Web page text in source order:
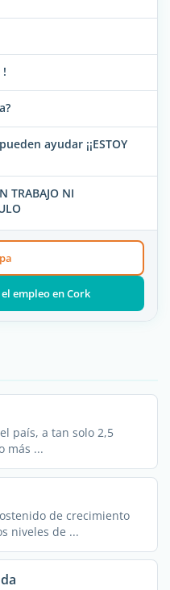
ayudar ¡¡ESTOY
TRABAJO NI
empleo en Cork
país, a tan solo 2,5
más ...
de crecimiento
niveles de ...